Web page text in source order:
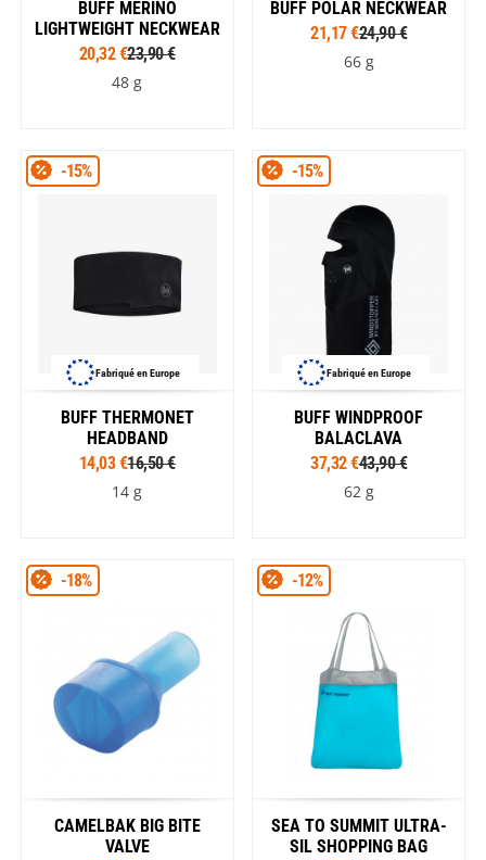
BUFF MERINO
LIGHTWEIGHT NECKWEAR
20,32 €23,90 €
48 g
BUFF POLAR NECKWEAR
21,17 €24,90 €
66 g
Fabriqué en Europe
BUFF THERMONET
HEADBAND
14,03 €16,50 €
-15%
14 g
Fabriqué en Europe
BUFF WINDPROOF
BALACLAVA
37,32 €43,90 €
-15%
62 g
CAMELBAK BIG BITE
VALVE
-18%
SEA TO SUMMIT ULTRA-
SIL SHOPPING BAG
-12%